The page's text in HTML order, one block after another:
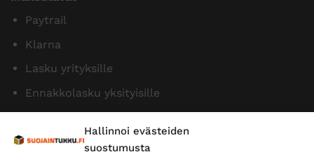
Hallinnoi evästeiden
suostumusta
Paytrail
Klarna
Lasku yrityksille
Ennakkolasku yksityisille